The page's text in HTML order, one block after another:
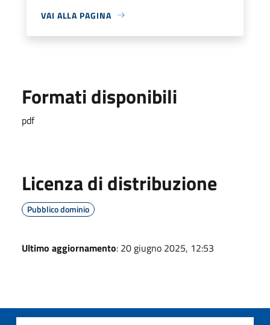
VAI ALLA PAGINA
Formati disponibili
pdf
Licenza di distribuzione
Pubblico dominio
Ultimo aggiornamento: 20 giugno 2025, 12:53